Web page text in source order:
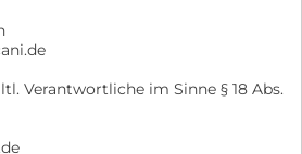
Verantwortliche im Sinne § 18 Abs.